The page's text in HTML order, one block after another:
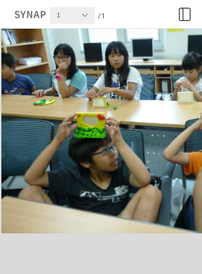
현재 페이지 1